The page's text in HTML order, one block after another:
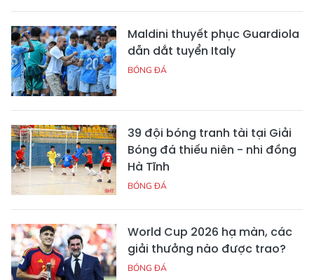
Maldini thuyết phục Guardiola
dẫn dắt tuyển Italy
BÓNG ĐÁ
39 đội bóng tranh tài tại Giải
Bóng đá thiếu niên - nhi đồng
Hà Tĩnh
BÓNG ĐÁ
World Cup 2026 hạ màn, các
giải thưởng nào được trao?
BÓNG ĐÁ